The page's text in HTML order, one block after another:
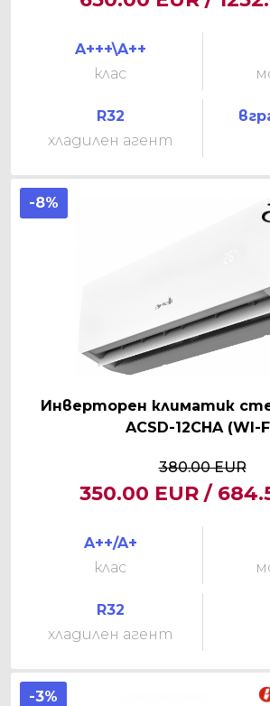
A+++\A++
клас
R32
хладилен агент
-8%
Инверторен климатик
ACSD-12CHA (WI-
380.00 EUR
350.00 EUR /
A++/A+
клас
R32
хладилен агент
-3%